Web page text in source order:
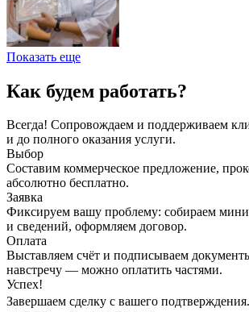
Показать еще
Как будем работать?
Всегда! Сопровождаем и поддерживаем
и до полного оказания услуги.
Выбор
Составим коммерческое предложение,
абсолютно бесплатно.
Заявка
Фиксируем вашу проблему: собираем
и сведений, оформляем договор.
Оплата
Выставляем счёт и подписываем
навстречу — можно оплатить частями.
Успех!
Завершаем сделку с вашего